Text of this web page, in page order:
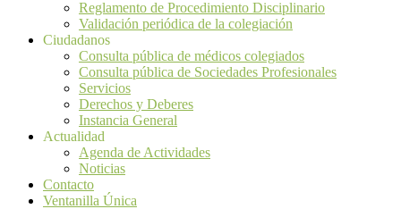
Reglamento de Procedimiento Disciplinario
Validación periódica de la colegiación
Ciudadanos
Consulta pública de médicos colegiados
Consulta pública de Sociedades Profesionales
Servicios
Derechos y Deberes
Instancia General
Actualidad
Agenda de Actividades
Noticias
Contacto
Ventanilla Única